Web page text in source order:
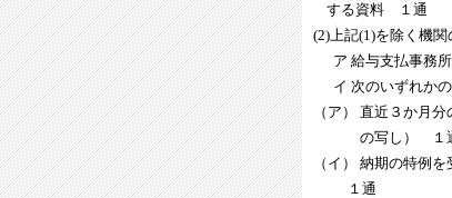
する資料 １通
(2)上記(1)を除く機関
ア 給与支払事務
イ 次のいずれか
（ア） 直近３か月
の写し） １
（イ） 納期の特例
１通